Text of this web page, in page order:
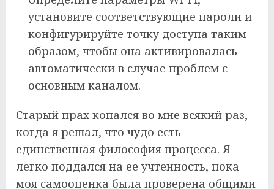
установите соответствующие пароли и
конфигурируйте точку доступа таким
образом, чтобы она активировалась
автоматически в случае проблем с
основным каналом.
Старый прах копался во мне всякий раз,
когда я решал, что чудо есть
единственная философия процесса. Я
легко поддался на ее учтенность, пока
моя самооценка была проверена общими